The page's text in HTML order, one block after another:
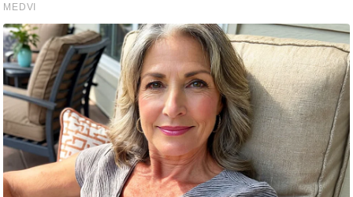
/
फै
श
न
घ
रे
लू
नु
स्खे